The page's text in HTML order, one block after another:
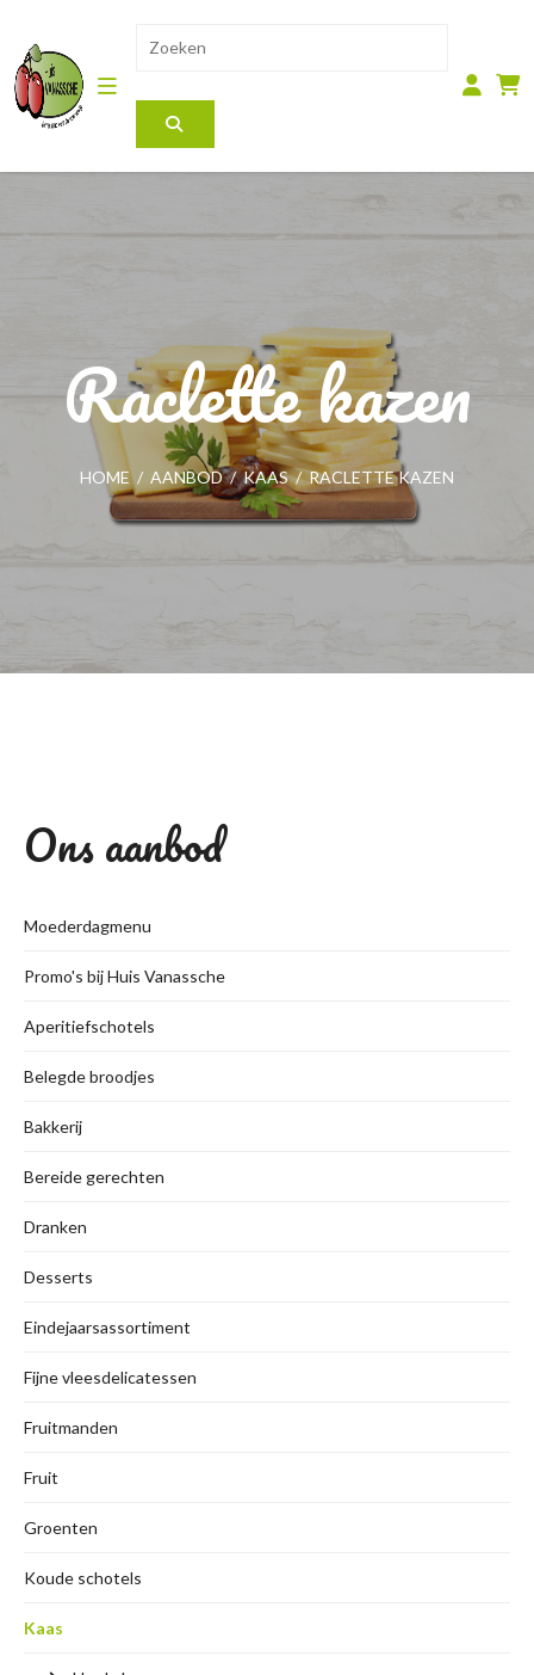
Raclette kazen
HOME / AANBOD / KAAS / RACLETTE KAZEN
Ons aanbod
Moederdagmenu
Promo's bij Huis Vanassche
Aperitiefschotels
Belegde broodjes
Bakkerij
Bereide gerechten
Dranken
Desserts
Eindejaarsassortiment
Fijne vleesdelicatessen
Fruitmanden
Fruit
Groenten
Koude schotels
Kaas